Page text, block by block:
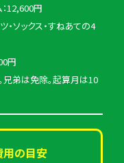
：12,600円
・ソックス・すねあての4
円
兄弟は免除。起算月は10
の目安